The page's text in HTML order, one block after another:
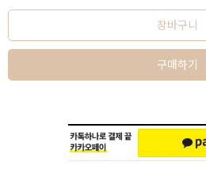
장바구니
구매하기